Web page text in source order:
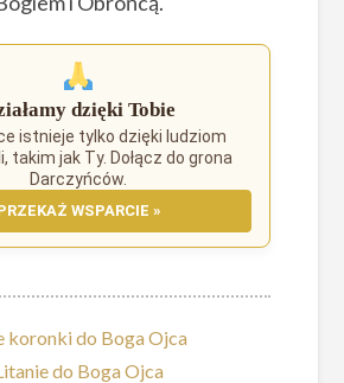
dzięki Tobie
istnieje tylko dzięki ludziom
takim jak Ty. Dołącz do grona
Darczyńców.
WSPARCIE »
koronki do Boga Ojca
do Boga Ojca